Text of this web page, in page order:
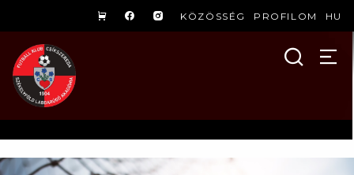
KÖZÖSSÉG PROFILOM HU